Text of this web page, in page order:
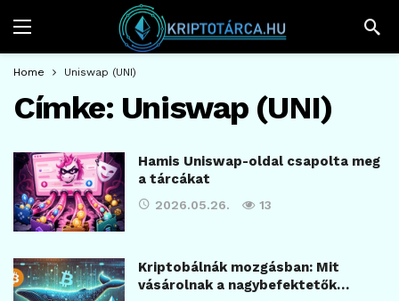
Home Uniswap (UNI)
Címke: Uniswap (UNI)
Hamis Uniswap-oldal csapolta meg
a tárcákat
2026.05.26. 13
Kriptobálnák mozgásban: Mit
vásárolnak a nagybefektetők…